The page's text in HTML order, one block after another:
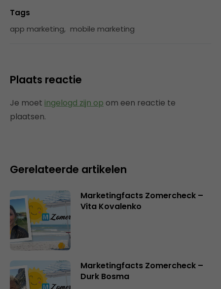
Tags
app marketing, mobile marketing
Plaats reactie
Je moet ingelogd zijn op om een reactie te
plaatsen.
Gerelateerde artikelen
Marketingfacts Zomercheck –
Vita Kovalenko
Marketingfacts Zomercheck –
Durk Bosma